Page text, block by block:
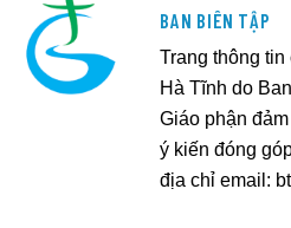
BAN BIÊN TẬP
Trang thông
Hà Tĩnh do
Giáo phận
ý kiến đóng
địa chỉ email: